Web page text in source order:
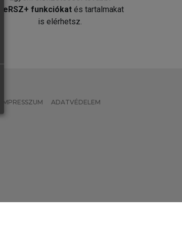
MeRSZ+ funkciókat és tartalmakat
is elérhetsz.
IMPRESSZUM ADATVÉDELEM